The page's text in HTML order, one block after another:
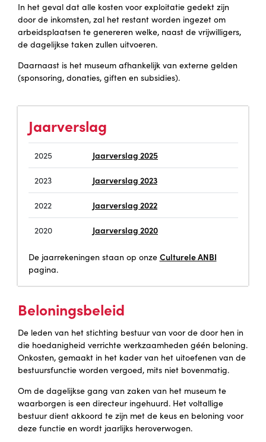
In het geval dat alle kosten voor exploitatie gedekt zijn
door de inkomsten, zal het restant worden ingezet om
arbeidsplaatsen te genereren welke, naast de vrijwilligers,
de dagelijkse taken zullen uitvoeren.
Daarnaast is het museum afhankelijk van externe gelden
(sponsoring, donaties, giften en subsidies).
Jaarverslag
2025 Jaarverslag 2025
2023 Jaarverslag 2023
2022 Jaarverslag 2022
2020 Jaarverslag 2020
De jaarrekeningen staan op onze Culturele ANBI
pagina.
Beloningsbeleid
De leden van het stichting bestuur van voor de door hen in
die hoedanigheid verrichte werkzaamheden géén beloning.
Onkosten, gemaakt in het kader van het uitoefenen van de
bestuursfunctie worden vergoed, mits niet bovenmatig.
Om de dagelijkse gang van zaken van het museum te
waarborgen is een directeur ingehuurd. Het voltallige
bestuur dient akkoord te zijn met de keus en beloning voor
deze functie en wordt jaarlijks heroverwogen.